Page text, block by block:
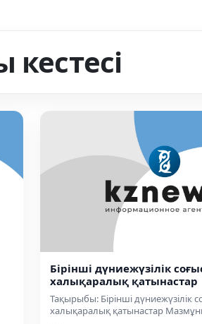
кестесі
Бірінші дүниежүзілік
халықаралық қатынастар
Тақырыбы: Бірінші дүниежүзілік
халықаралық қатынастар